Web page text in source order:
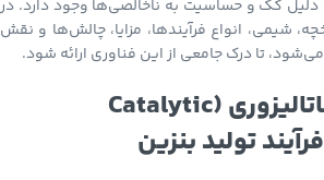
دلیل کک و حساسیت به ناخالصی‌ها وجود دارد. در
شیمی، انواع فرآیندها، مزایا، چالش‌ها و نقش
می‌شود، تا درک جامعی از این فناوری ارائه شود.
فهرست اصلاح کاتالیزوری (Catalytic